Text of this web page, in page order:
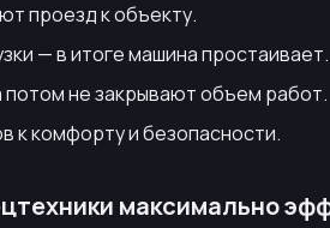
проезд к объекту.
— в итоге машина простаивает.
не закрывают объем работ.
к комфорту и безопасности.
максимально